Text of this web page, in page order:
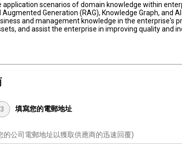
application scenarios of domain knowledge within
Augmented Generation (RAG), Knowledge Graph, and
and management knowledge in the enterprise's
and assist the enterprise in improving quality and
3 填寫您的電郵地址
的公司電郵地址以獲取供應商的迅速回覆)